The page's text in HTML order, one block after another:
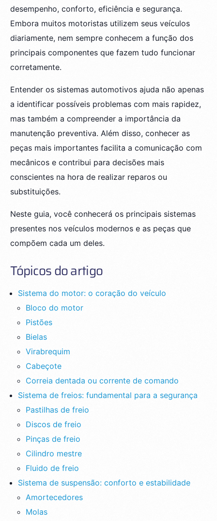
desempenho, conforto, eficiência e segurança.
Embora muitos motoristas utilizem seus veículos
diariamente, nem sempre conhecem a função dos
principais componentes que fazem tudo funcionar
corretamente.
Entender os sistemas automotivos ajuda não apenas
a identificar possíveis problemas com mais rapidez,
mas também a compreender a importância da
manutenção preventiva. Além disso, conhecer as
peças mais importantes facilita a comunicação com
mecânicos e contribui para decisões mais
conscientes na hora de realizar reparos ou
substituições.
Neste guia, você conhecerá os principais sistemas
presentes nos veículos modernos e as peças que
compõem cada um deles.
Tópicos do artigo
Sistema do motor: o coração do veículo
Bloco do motor
Pistões
Bielas
Virabrequim
Cabeçote
Correia dentada ou corrente de comando
Sistema de freios: fundamental para a segurança
Pastilhas de freio
Discos de freio
Pinças de freio
Cilindro mestre
Fluido de freio
Sistema de suspensão: conforto e estabilidade
Amortecedores
Molas